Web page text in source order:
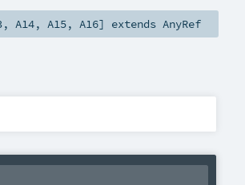
,A14,A15,A16] extendsAnyRef